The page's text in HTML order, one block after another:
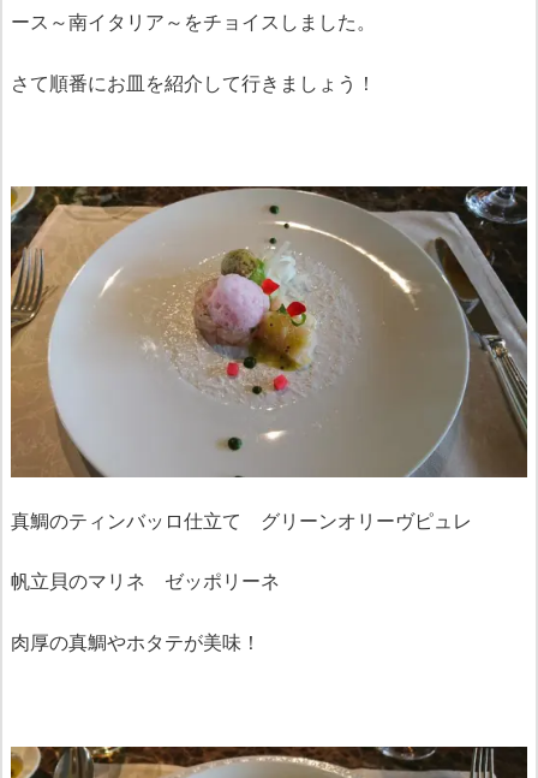
ース～南イタリア～をチョイスしました。
さて順番にお皿を紹介して行きましょう！
真鯛のティンバッロ仕立て グリーンオリーヴピュレ
帆立貝のマリネ ゼッポリーネ
肉厚の真鯛やホタテが美味！